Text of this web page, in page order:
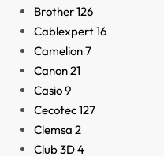
Brother126
Cablexpert16
Camelion7
Canon21
Casio9
Cecotec127
Clemsa 2
Club 3D4